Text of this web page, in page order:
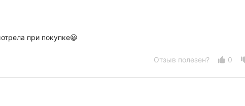
при покупке😀
Отзыв полезен? 0